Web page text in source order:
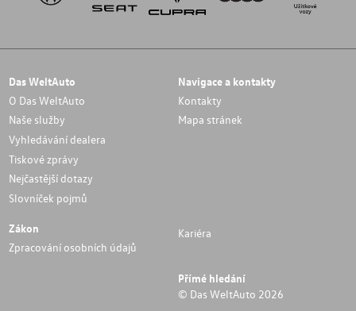
Das WeltAuto
O Das WeltAuto
Naše služby
Vyhledávání dealera
Tiskové zprávy
Nejčastější dotazy
Slovníček pojmů
Navigace a kontakty
Kontakty
Mapa stránek
Zákon
Zpracování osobních údajů
Kariéra
Přímé hledání
© Das WeltAuto 2026